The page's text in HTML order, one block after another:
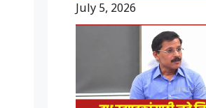
July 5, 2026